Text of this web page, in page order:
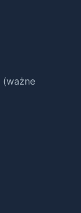
(ważne